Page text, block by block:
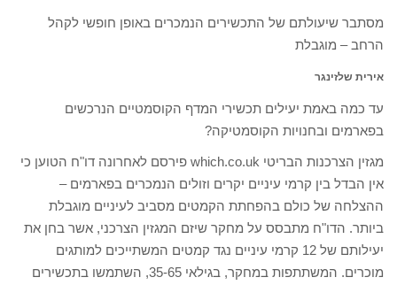
מסתבר שיעולתם של התכשירים הנמכרים באופן חופשי לקהל
הרחב – מוגבלת
אירית שלזינגר
עד כמה באמת יעילים תכשירי המדף הקוסמטיים הנרכשים
בפארמים ובחנויות הקוסמטיקה?
מגזין הצרכנות הבריטי which.co.uk פירסם לאחרונה דו"ח הטוען כי
אין הבדל בין קרמי עיניים יקרים וזולים הנמכרים בפארמים –
ההצלחה של כולם בהפחתת הקמטים מסביב לעיניים מוגבלת
ביותר. הדו"ח מתבסס על מחקר שיזם המגזין הצרכני, אשר בחן את
יעילותם של 12 קרמי עיניים נגד קמטים המשתייכים למותגים
מוכרים. המשתתפות במחקר, בגילאי 35-65, השתמשו בתכשירים